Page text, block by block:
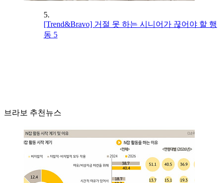
5.
[Trend&Bravo] 거절 못 하는 시니어가 끊어야 할 행
동 5
브라보 추천뉴스